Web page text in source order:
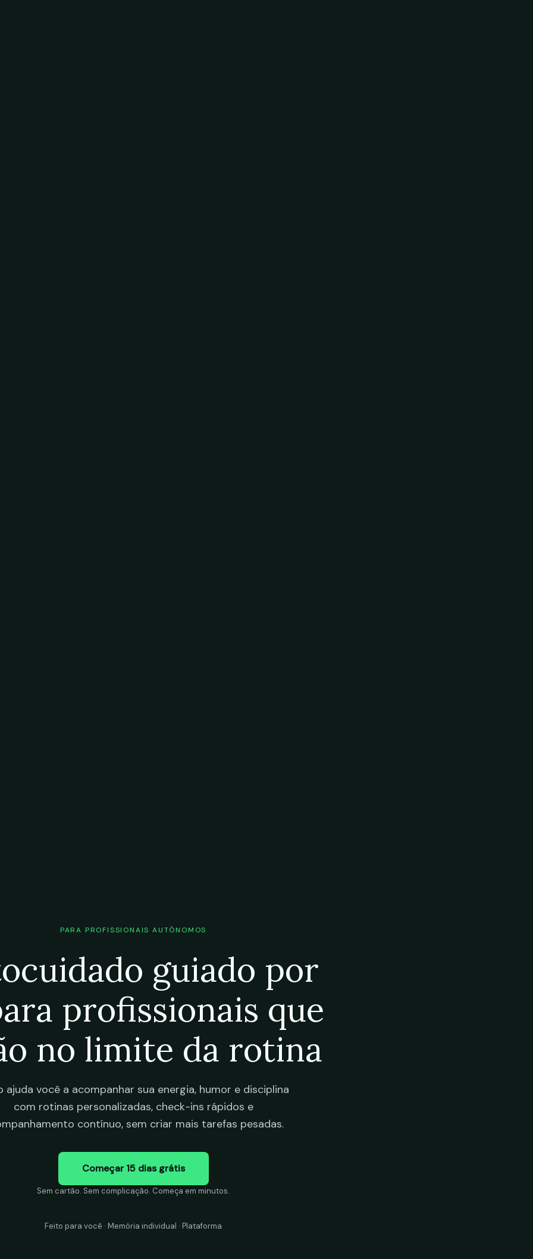
PARA PROFISSIONAIS AUTÔNOMOS
guiado por
profissionais que
no limite da rotina
ajuda você a acompanhar sua energia, humor e disciplina
com rotinas personalizadas, check-ins rápidos e
contínuo, sem criar mais tarefas pesadas.
Começar 15 dias grátis
Sem cartão. Sem complicação. Começa em minutos.
Feito para você · Memória individual · Plataforma